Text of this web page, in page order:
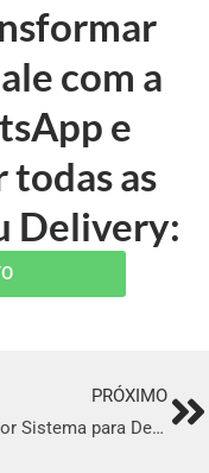
com a
e
todas as
Delivery:
PRÓXIMO
O Melhor Sistema para Delivery em São Caetano do Sul